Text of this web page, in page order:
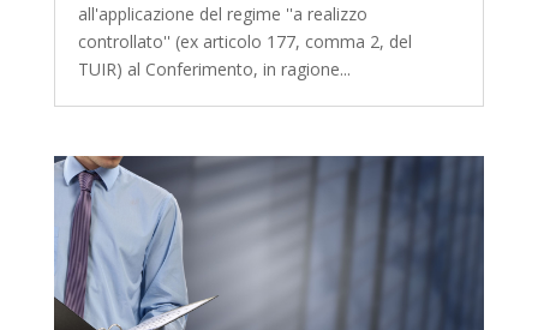
all'applicazione del regime ''a realizzo
controllato'' (ex articolo 177, comma 2, del
TUIR) al Conferimento, in ragione...